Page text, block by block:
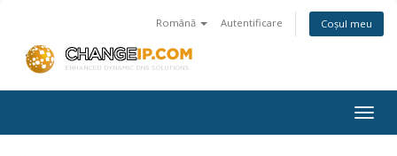
Română Autentificare Coșul meu